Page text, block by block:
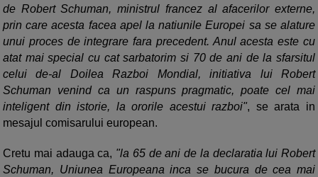
de Robert Schuman, ministrul francez al afacerilor externe,
prin care acesta facea apel la natiunile Europei sa se alature
unui proces de integrare fara precedent. Anul acesta este cu
atat mai special cu cat sarbatorim si 70 de ani de la sfarsitul
celui de-al Doilea Razboi Mondial, initiativa lui Robert
Schuman venind ca un raspuns pragmatic, poate cel mai
inteligent din istorie, la ororile acestui razboi", se arata in
mesajul comisarului european.
Cretu mai adauga ca, "la 65 de ani de la declaratia lui Robert
Schuman, Uniunea Europeana inca se bucura de cea mai